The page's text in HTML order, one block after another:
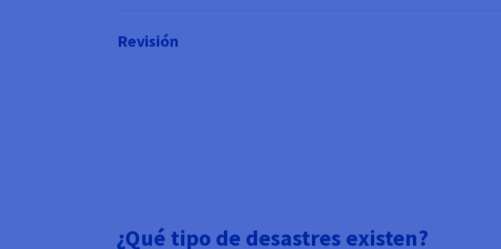
Revisión
¿Qué tipo de desastres existen?